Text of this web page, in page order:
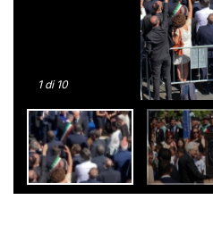
1di 10